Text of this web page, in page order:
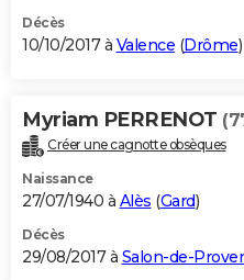
Décès
10/10/2017 à Valence (Drôme)
Myriam PERRENOT
Créer une cagnotte obsèques
Naissance
27/07/1940 à Alès (Gard)
Décès
29/08/2017 à Salon-de-